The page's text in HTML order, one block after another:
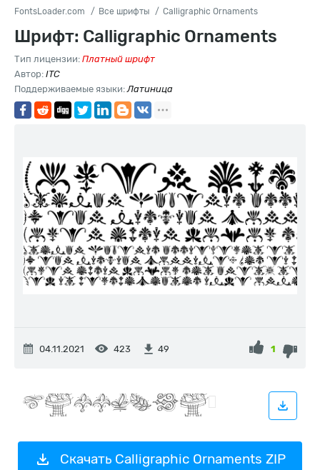
FontsLoader.com Все шрифты Calligraphic Ornaments
Шрифт: Calligraphic Ornaments
Тип лицензии: Платный шрифт
Автор: ITC
Поддерживаемые языки:Латиница
04.11.2021 423 49 1
Скачать Calligraphic Ornaments ZIP